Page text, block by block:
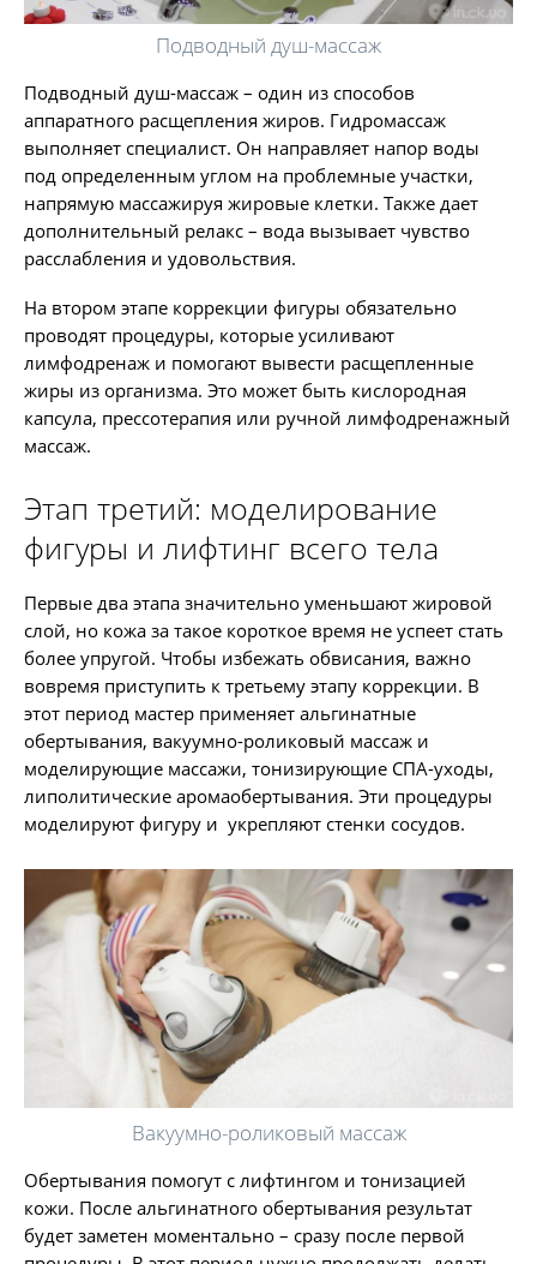
Подводный душ-массаж
Подводный душ-массаж – один из способов
аппаратного расщепления жиров. Гидромассаж
выполняет специалист. Он направляет напор воды
под определенным углом на проблемные участки,
напрямую массажируя жировые клетки. Также дает
дополнительный релакс – вода вызывает чувство
расслабления и удовольствия.
На втором этапе коррекции фигуры обязательно
проводят процедуры, которые усиливают
лимфодренаж и помогают вывести расщепленные
жиры из организма. Это может быть кислородная
капсула, прессотерапия или ручной лимфодренажный
массаж.
Этап третий: моделирование
фигуры и лифтинг всего тела
Первые два этапа значительно уменьшают жировой
слой, но кожа за такое короткое время не успеет стать
более упругой. Чтобы избежать обвисания, важно
вовремя приступить к третьему этапу коррекции. В
этот период мастер применяет альгинатные
обертывания, вакуумно-роликовый массаж и
моделирующие массажи, тонизирующие СПА-уходы,
липолитические аромаобертывания. Эти процедуры
моделируют фигуру и укрепляют стенки сосудов.
Вакуумно-роликовый массаж
Обертывания помогут с лифтингом и тонизацией
кожи. После альгинатного обертывания результат
будет заметен моментально – сразу после первой